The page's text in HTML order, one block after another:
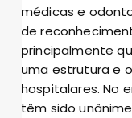
médicas e
de
principalmente
uma estrutura e
hospitalares. No
têm sido